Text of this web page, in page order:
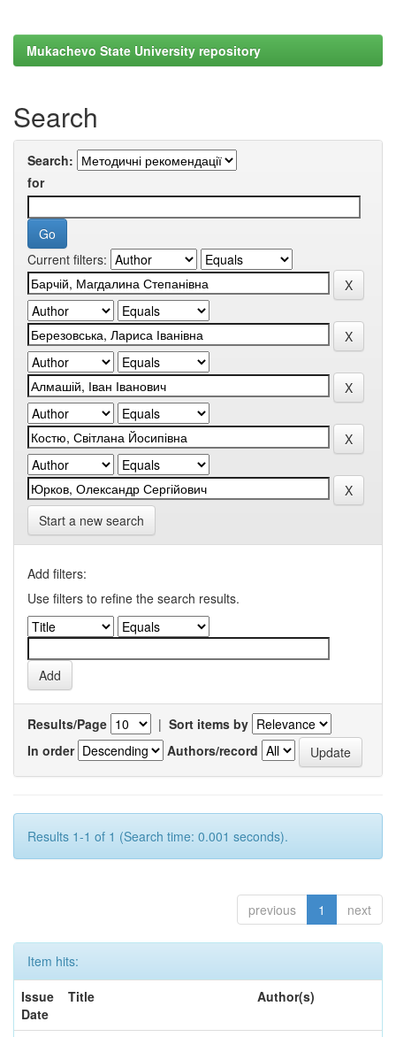
Mukachevo State University repository
Search
Search:
for
Current filters:
Start a new search
Add filters:
Use filters to refine the search results.
Results/Page | Sort items by
In order
Authors/record
Results 1-1 of 1 (Search time: 0.001 seconds).
previous 1 next
Item hits:
Issue
Date
Title Author(s)